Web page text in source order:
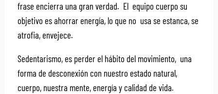
frase encierra una gran verdad. El equipo cuerpo su
objetivo es ahorrar energía, lo que no usa se estanca, se
atrofia, envejece.
Sedentarismo, es perder el hábito del movimiento, una
forma de desconexión con nuestro estado natural,
cuerpo, nuestra mente, energía y calidad de vida.